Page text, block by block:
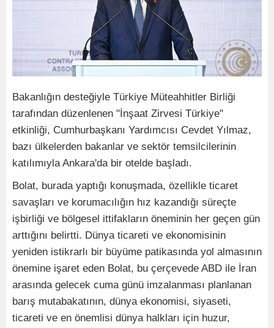
Bakanlığın desteğiyle Türkiye Müteahhitler Birliği
tarafından düzenlenen "İnşaat Zirvesi Türkiye"
etkinliği, Cumhurbaşkanı Yardımcısı Cevdet Yılmaz,
bazı ülkelerden bakanlar ve sektör temsilcilerinin
katılımıyla Ankara'da bir otelde başladı.
Bolat, burada yaptığı konuşmada, özellikle ticaret
savaşları ve korumacılığın hız kazandığı süreçte
işbirliği ve bölgesel ittifakların öneminin her geçen gün
arttığını belirtti. Dünya ticareti ve ekonomisinin
yeniden istikrarlı bir büyüme patikasında yol almasının
önemine işaret eden Bolat, bu çerçevede ABD ile İran
arasında gelecek cuma günü imzalanması planlanan
barış mutabakatının, dünya ekonomisi, siyaseti,
ticareti ve en önemlisi dünya halkları için huzur,